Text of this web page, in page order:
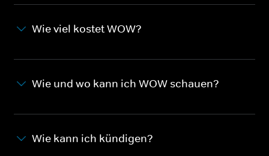
Wie viel kostet WOW?
Wie und wo kann ich WOW schauen?
Wie kann ich kündigen?